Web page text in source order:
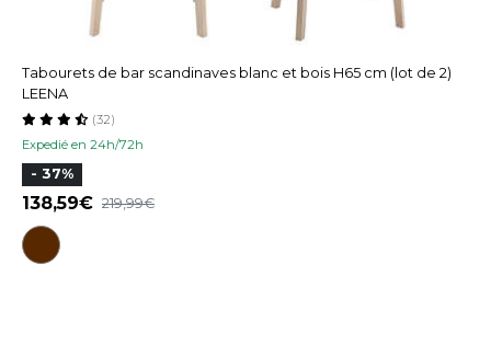
Tabourets de bar scandinaves blanc et bois H65 cm (lot de 2)
LEENA
Expedié en 24h/72h
(32)
- 37%
138,59 219,99